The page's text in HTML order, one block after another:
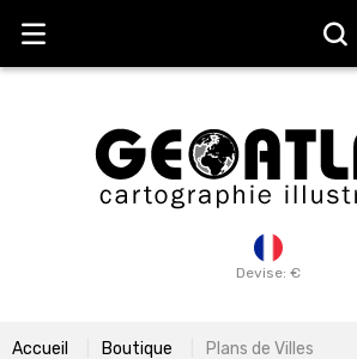
Devise: €
Accueil Boutique Plans de Villes